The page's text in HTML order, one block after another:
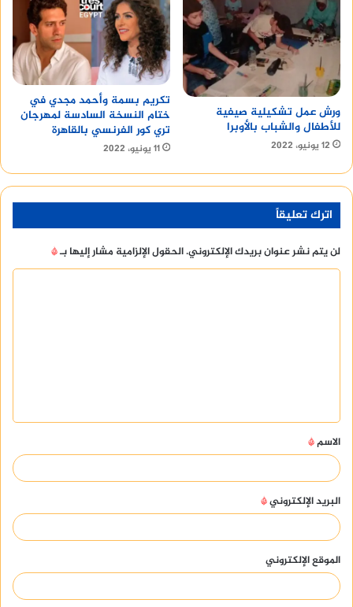
ورش عمل تشكيلية صيفية
للأطفال والشباب بالأوبرا
12 يونيو، 2022
تكريم بسمة وأحمد مجدي في
ختام النسخة السادسة لمهرجان
تري كور الفرنسي بالقاهرة
11 يونيو، 2022
اترك تعليقاً
لن يتم نشر عنوان بريدك الإلكتروني.الحقول الإلزامية مشار إليها بـ*
ق
*
الاسم*
البريد الإلكتروني*
الموقع الإلكتروني